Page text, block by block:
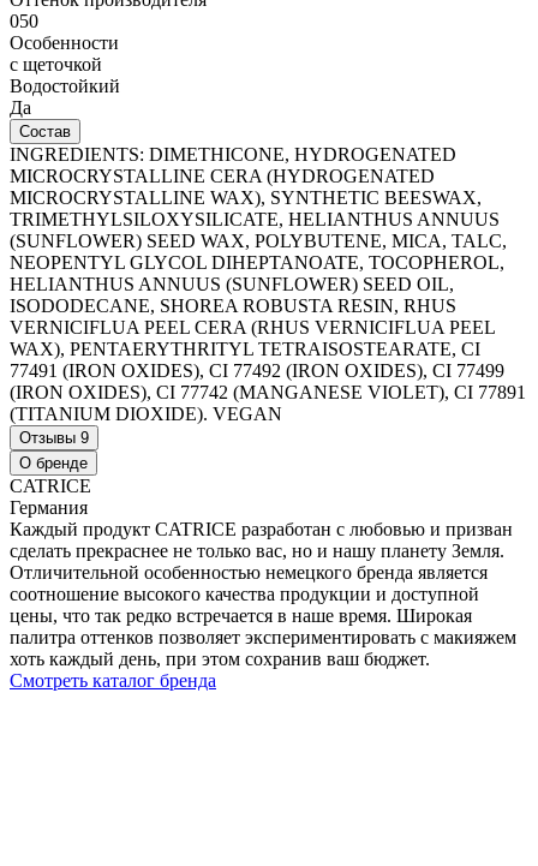
050
Особенности
с щеточкой
Водостойкий
Да
Состав
INGREDIENTS: DIMETHICONE, HYDROGENATED
MICROCRYSTALLINE CERA (HYDROGENATED
MICROCRYSTALLINE WAX), SYNTHETIC BEESWAX,
TRIMETHYLSILOXYSILICATE, HELIANTHUS ANNUUS
(SUNFLOWER) SEED WAX, POLYBUTENE, MICA, TALC,
NEOPENTYL GLYCOL DIHEPTANOATE, TOCOPHEROL,
HELIANTHUS ANNUUS (SUNFLOWER) SEED OIL,
ISODODECANE, SHOREA ROBUSTA RESIN, RHUS
VERNICIFLUA PEEL CERA (RHUS VERNICIFLUA PEEL
WAX), PENTAERYTHRITYL TETRAISOSTEARATE, CI
77491 (IRON OXIDES), CI 77492 (IRON OXIDES), CI 77499
(IRON OXIDES), CI 77742 (MANGANESE VIOLET), CI 77891
(TITANIUM DIOXIDE). VEGAN
Отзывы 9
О бренде
CATRICE
Германия
Каждый продукт CATRICE разработан с любовью и призван
сделать прекраснее не только вас, но и нашу планету Земля.
Отличительной особенностью немецкого бренда является
соотношение высокого качества продукции и доступной
цены, что так редко встречается в наше время. Широкая
палитра оттенков позволяет экспериментировать с макияжем
хоть каждый день, при этом сохранив ваш бюджет.
Смотреть каталог бренда